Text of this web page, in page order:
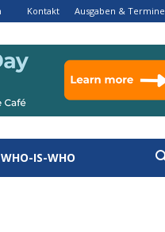
Kontakt Ausgaben & Termine
WHO-IS-WHO